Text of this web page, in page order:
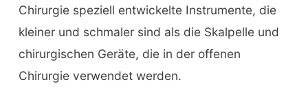
Chirurgie speziell entwickelte Instrumente, die
kleiner und schmaler sind als die Skalpelle und
chirurgischen Geräte, die in der offenen
Chirurgie verwendet werden.